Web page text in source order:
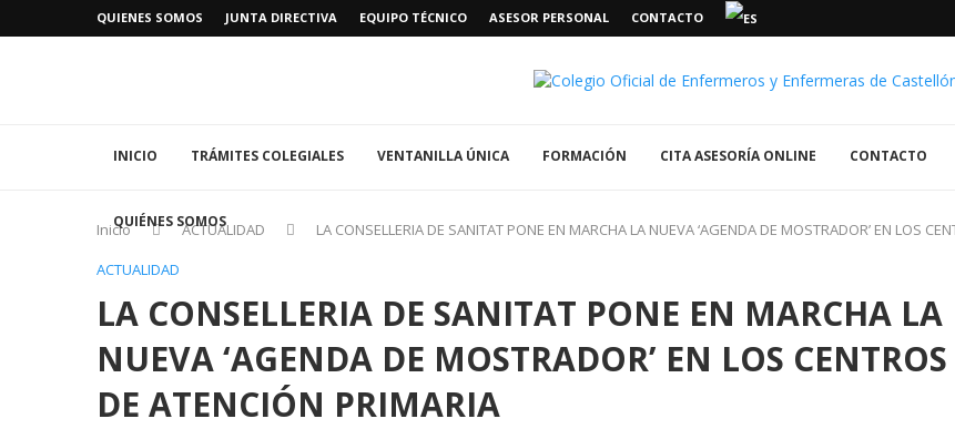
QUIENES SOMOS JUNTA DIRECTIVA EQUIPO TÉCNICO ASESOR PERSONAL CONTACTO
INICIO TRÁMITES COLEGIALES VENTANILLA ÚNICA FORMACIÓN CITA ASESORÍA ONLINE CONTACTO
QUIÉNES SOMOS
Inicio ACTUALIDAD
LA CONSELLERIA DE SANITAT PONE EN MARCHA LA NUEVA ‘AGENDA DE MOSTRADOR’ EN LOS
ACTUALIDAD
LA CONSELLERIA DE SANITAT PONE EN MARCHA LA
NUEVA ‘AGENDA DE MOSTRADOR’ EN LOS CENTROS
DE ATENCIÓN PRIMARIA